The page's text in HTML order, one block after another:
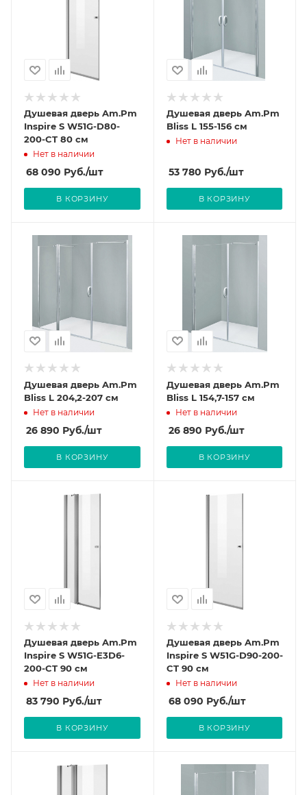
Душевая дверь Am.Pm
Inspire S W51G-D80-
200-CT 80 см
Нет в наличии
68 090 Руб./шт
В КОРЗИНУ
Душевая дверь Am.Pm
Bliss L 155-156 см
Нет в наличии
53 780 Руб./шт
В КОРЗИНУ
Душевая дверь Am.Pm
Bliss L 204,2-207 см
Нет в наличии
26 890 Руб./шт
В КОРЗИНУ
Душевая дверь Am.Pm
Bliss L 154,7-157 см
Нет в наличии
26 890 Руб./шт
В КОРЗИНУ
Душевая дверь Am.Pm
Inspire S W51G-E3D6-
200-CT 90 см
Нет в наличии
83 790 Руб./шт
В КОРЗИНУ
Душевая дверь Am.Pm
Inspire S W51G-D90-200-
CT 90 см
Нет в наличии
68 090 Руб./шт
В КОРЗИНУ